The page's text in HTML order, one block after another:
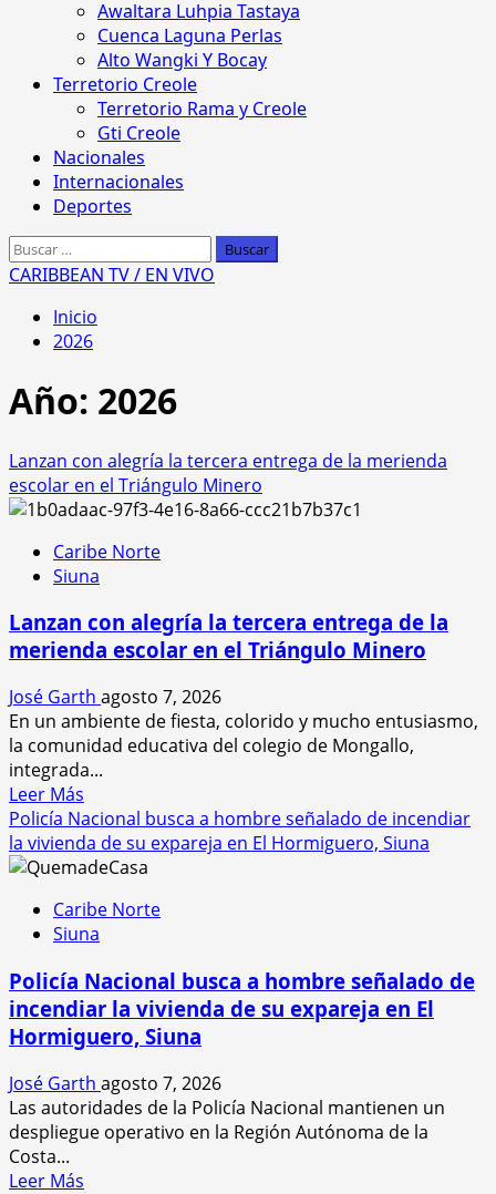
Awaltara Luhpia Tastaya
Cuenca Laguna Perlas
Alto Wangki Y Bocay
Terretorio Creole
Terretorio Rama y Creole
Gti Creole
Nacionales
Internacionales
Deportes
Buscar:
CARIBBEAN TV / EN VIVO
Inicio
2026
Año: 2026
Lanzan con alegría la tercera entrega de la merienda
escolar en el Triángulo Minero
Caribe Norte
Siuna
Lanzan con alegría la tercera entrega de la
merienda escolar en el Triángulo Minero
José Garth agosto 7, 2026
En un ambiente de fiesta, colorido y mucho entusiasmo,
la comunidad educativa del colegio de Mongallo,
integrada...
Leer Más
más
acerca
de
con
alegría
tercera
entrega
de
merienda
escolar
en
Triángulo
Policía Nacional busca a hombre señalado de incendiar
la vivienda de su expareja en El Hormiguero, Siuna
Caribe Norte
Siuna
Policía Nacional busca a hombre señalado de
incendiar la vivienda de su expareja en El
Hormiguero, Siuna
José Garth agosto 7, 2026
Las autoridades de la Policía Nacional mantienen un
despliegue operativo en la Región Autónoma de la
Costa...
Leer Más